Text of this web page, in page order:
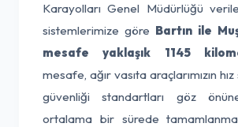
Karayolları Genel Müdürlüğü
sistemlerimize göre Bartın ile
mesafe yaklaşık 1145
mesafe, ağır vasıta araçlarımızın hız
güvenliği standartları göz önüne
ortalama bir sürede